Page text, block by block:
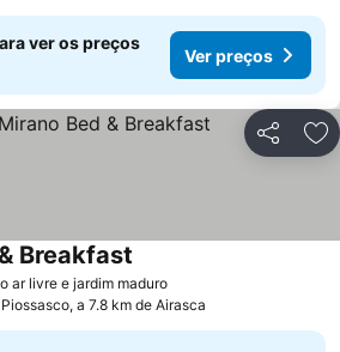
ver os preços
Ver preços
Partilhar
ar livre e jardim maduroVer preços
Breakfast
Piossasco, a 7.8 km de Airasca